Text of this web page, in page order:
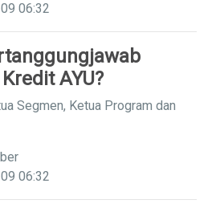
06:32
AYU?
Segmen, Ketua Program dan
06:32